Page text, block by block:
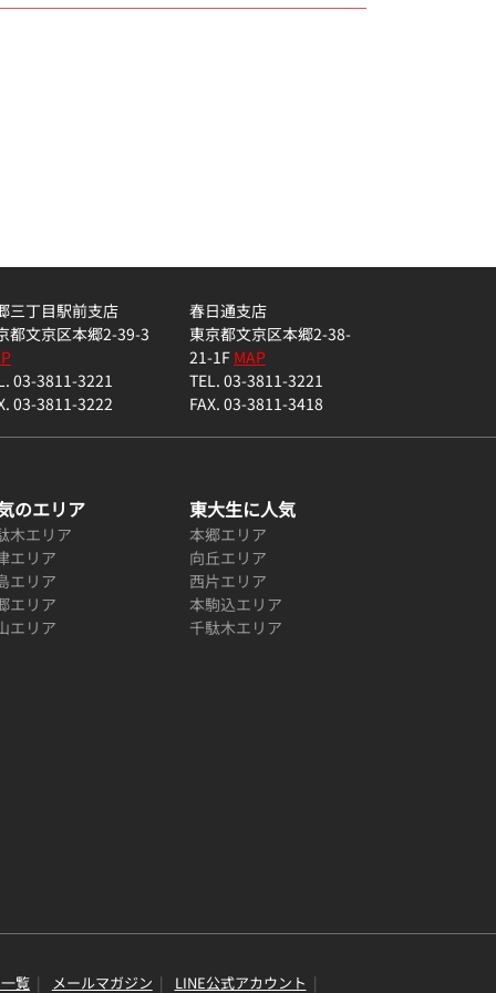
三丁目駅前支店
都文京区本郷2-39-3
03-3811-3221
03-3811-3222
春日通支店
東京都文京区本郷2-38-
21-1FMAP
TEL. 03-3811-3221
FAX. 03-3811-3418
のエリア
木エリア
エリア
エリア
エリア
エリア
東大生に人気
本郷エリア
向丘エリア
西片エリア
本駒込エリア
千駄木エリア
覧 メールマガジン LINE公式アカウント